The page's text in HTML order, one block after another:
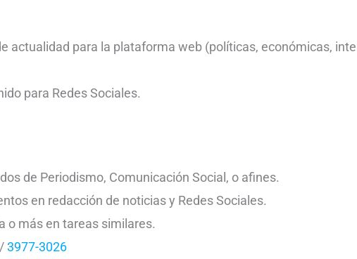
actualidad para la plataforma web (políticas, económicas,
para Redes Sociales.
de Periodismo, Comunicación Social, o afines.
en redacción de noticias y Redes Sociales.
o más en tareas similares.
/3977-3026